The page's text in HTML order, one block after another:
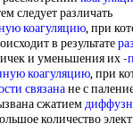
следует различать
коагуляцию, при
в результате
и уменьшения их -
коагуляцию, при
связанане с
сжатием
количество